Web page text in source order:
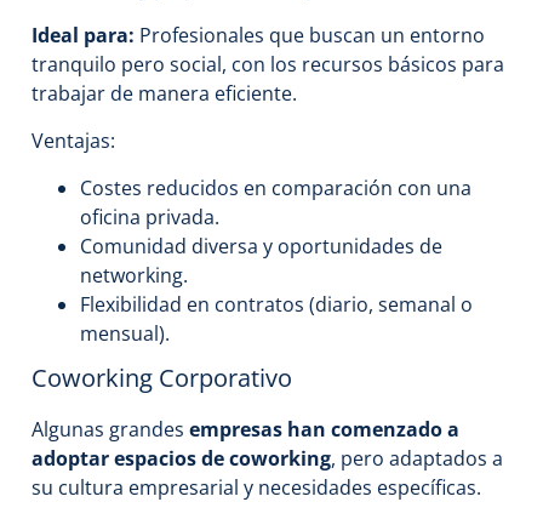
Ideal para: Profesionales que buscan un entorno
tranquilo pero social, con los recursos básicos para
trabajar de manera eficiente.
Ventajas:
Costes reducidos en comparación con una
oficina privada.
Comunidad diversa y oportunidades de
networking.
Flexibilidad en contratos (diario, semanal o
mensual).
Coworking Corporativo
Algunas grandes empresas han comenzado a
adoptar espacios de coworking, pero adaptados a
su cultura empresarial y necesidades específicas.